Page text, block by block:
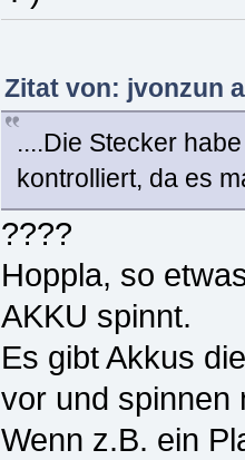
Zitat von: jvonzun
....Die Stecker
kontrolliert, da es
????
Hoppla, so
AKKU spinnt.
Es gibt Akkus
vor und spinnen
Wenn z.B. ein